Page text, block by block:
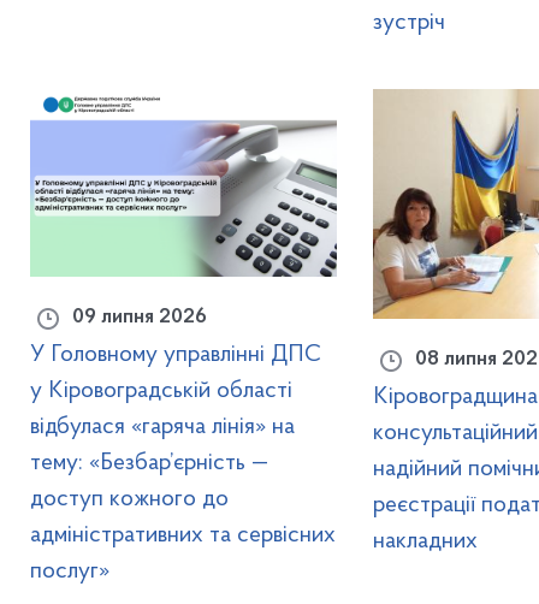
зустріч
09 липня 2026
У Головному управлінні ДПС
у Кіровоградській області
відбулася «гаряча лінія» на
тему: «Безбар’єрність —
доступ кожного до
адміністративних та сервісних
послуг»
08 липня
надійний
реєстрації
накладних